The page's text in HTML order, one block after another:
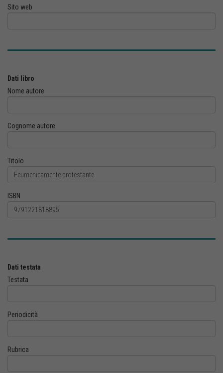
Sito web
Dati libro
Nome autore
Cognome autore
Titolo
ISBN
Dati testata
Testata
Periodicità
Rubrica